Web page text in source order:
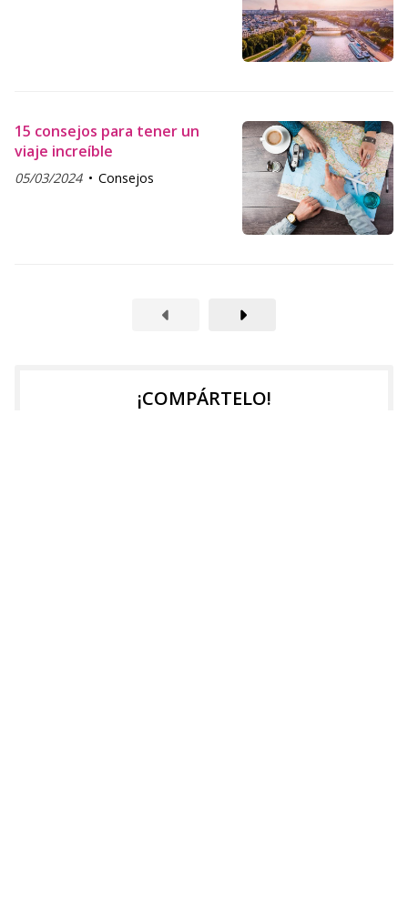
15 consejos para tener un
viaje increíble
05/03/2024 Consejos
¡COMPÁRTELO!